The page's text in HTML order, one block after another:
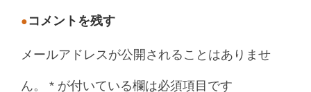
コメントを残す
メールアドレスが公開されることはありませ
ん。 * が付いている欄は必須項目です